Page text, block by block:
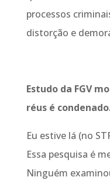
processos
distorção e
Estudo da FGV
réus é
Eu estive lá (no
Essa pesquisa é
Ninguém